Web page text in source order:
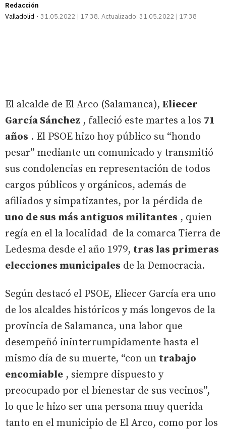
Redacción
Valladolid
31.05.2022 | 17:38 Actualizado: 31.05.2022 | 17:38
El alcalde de El Arco (Salamanca), Eliecer
García Sánchez , falleció este martes a los 71
años . El PSOE hizo hoy público su “hondo
pesar” mediante un comunicado y transmitió
sus condolencias en representación de todos
cargos públicos y orgánicos, además de
afiliados y simpatizantes, por la pérdida de
uno de sus más antiguos militantes , quien
regía en el la localidad de la comarca Tierra de
Ledesma desde el año 1979, tras las primeras
elecciones municipales de la Democracia.
Según destacó el PSOE, Eliecer García era uno
de los alcaldes históricos y más longevos de la
provincia de Salamanca, una labor que
desempeñó ininterrumpidamente hasta el
mismo día de su muerte, “con un trabajo
encomiable , siempre dispuesto y
preocupado por el bienestar de sus vecinos”,
lo que le hizo ser una persona muy querida
tanto en el municipio de El Arco, como por los